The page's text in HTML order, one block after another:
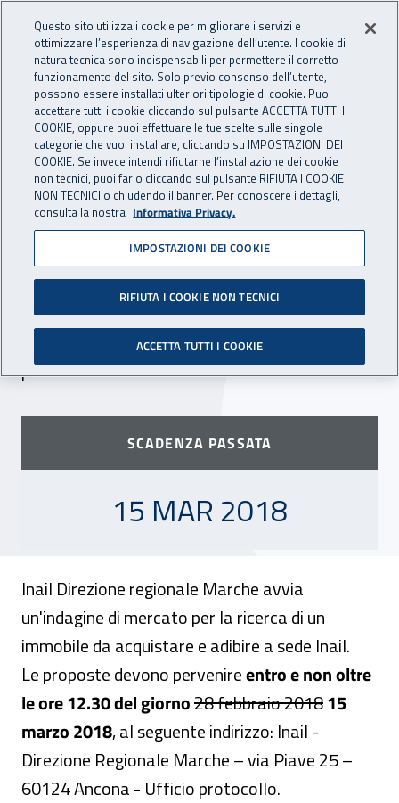
INAIL - Istituto Nazionale
Apri cerca
Navigazione principale
Navigazione - Ti trovi in:
Home Inail comunica Scadenze Scadenza
DR Marche: avviso di
indagine di mercato per
acquisto immobile - sede
Inail di Ancona
Prorogato al 15 marzo 2018 il termine per la
presentazione delle domande.
SCADENZA PASSATA
15 MARZO 2018
15 MAR 2018
Inail Direzione regionale Marche avvia
un'indagine di mercato per la ricerca di un
immobile da acquistare e adibire a sede Inail.
Le proposte devono pervenireentro e non oltre
le ore 12.30 del giorno28 febbraio 201815
marzo 2018, al seguente indirizzo: Inail -
Direzione Regionale Marche – via Piave 25 –
60124 Ancona - Ufficio protocollo.
Questo sito utilizza i cookie per migliorare i servizi e
ottimizzare l’esperienza di navigazione dell’utente. I cookie di
natura tecnica sono indispensabili per permettere il corretto
funzionamento del sito. Solo previo consenso dell’utente,
possono essere installati ulteriori tipologie di cookie. Puoi
accettare tutti i cookie cliccando sul pulsante ACCETTA TUTTI I
COOKIE, oppure puoi effettuare le tue scelte sulle singole
categorie che vuoi installare, cliccando su IMPOSTAZIONI DEI
COOKIE. Se invece intendi rifiutarne l’installazione dei cookie
non tecnici, puoi farlo cliccando sul pulsante RIFIUTA I COOKIE
NON TECNICI o chiudendo il banner. Per conoscere i dettagli,
consulta la nostra Informativa Privacy.
IMPOSTAZIONI DEI COOKIE
RIFIUTA I COOKIE NON TECNICI
ACCETTA TUTTI I COOKIE